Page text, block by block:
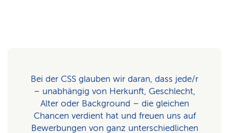
Bei der CSS glauben wir daran, dass jede/r
– unabhängig von Herkunft, Geschlecht,
Alter oder Background – die gleichen
Chancen verdient hat und freuen uns auf
Bewerbungen von ganz unterschiedlichen